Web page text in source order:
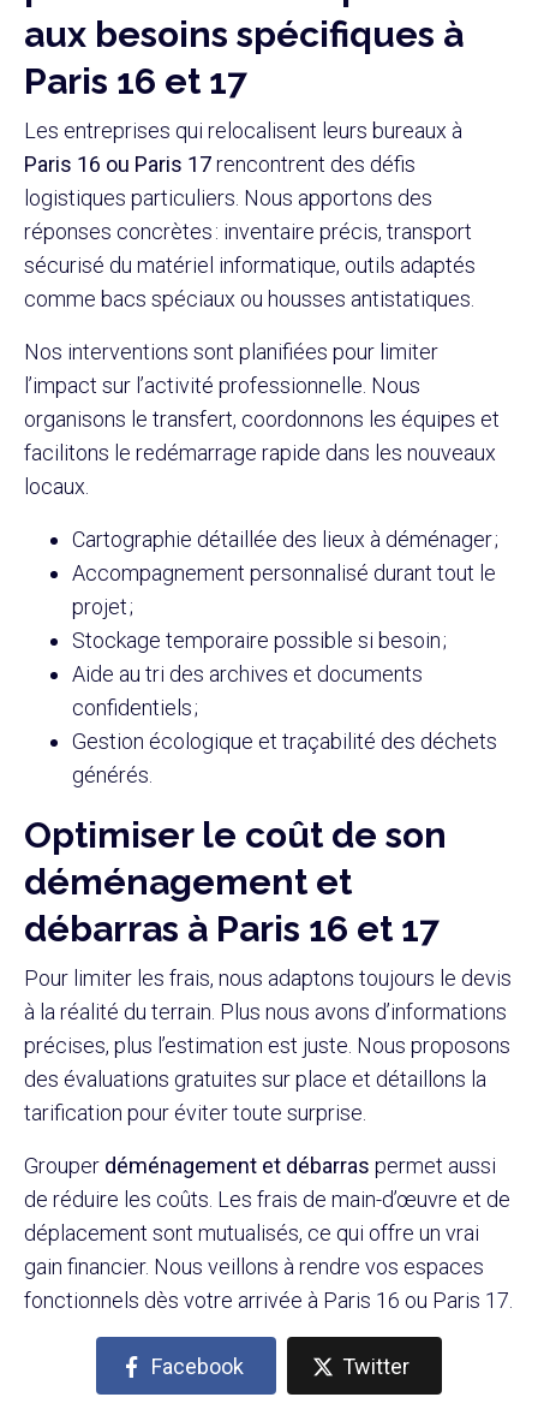
aux besoins spécifiques à
Paris 16 et 17
Les entreprises qui relocalisent leurs bureaux à
Paris 16 ou Paris 17rencontrent des défis
logistiques particuliers. Nous apportons des
réponses concrètes : inventaire précis, transport
sécurisé du matériel informatique, outils adaptés
comme bacs spéciaux ou housses antistatiques.
Nos interventions sont planifiées pour limiter
l’impact sur l’activité professionnelle. Nous
organisons le transfert, coordonnons les équipes et
facilitons le redémarrage rapide dans les nouveaux
locaux.
Cartographie détaillée des lieux à déménager ;
Accompagnement personnalisé durant tout le
projet ;
Stockage temporaire possible si besoin ;
Aide au tri des archives et documents
confidentiels ;
Gestion écologique et traçabilité des déchets
générés.
Optimiser le coût de son
déménagement et
débarras à Paris 16 et 17
Pour limiter les frais, nous adaptons toujours le devis
à la réalité du terrain. Plus nous avons d’informations
précises, plus l’estimation est juste. Nous proposons
des évaluations gratuites sur place et détaillons la
tarification pour éviter toute surprise.
Grouper déménagement et débarras permet aussi
de réduire les coûts. Les frais de main-d’œuvre et de
déplacement sont mutualisés, ce qui offre un vrai
gain financier. Nous veillons à rendre vos espaces
fonctionnels dès votre arrivée à Paris 16 ou Paris 17.
Facebook Twitter